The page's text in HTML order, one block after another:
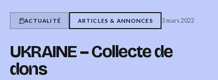
ACTUALITÉ ARTICLES & ANNONCES 3 mars 2022
UKRAINE – Collecte de
dons